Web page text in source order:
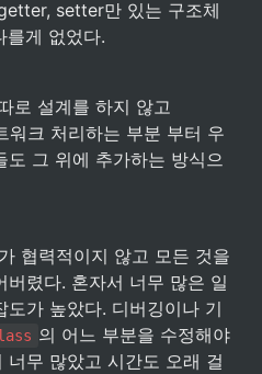
setter만 있는 구조체
를게 없었다.
워크 처리하는 부분 부터 우
도 그 위에 추가하는 방식으
협력적이지 않고 모든 것을
렸다. 혼자서 너무 많은 일
가 높았다. 디버깅이나 기
의 어느 부분을 수정해야
무 많았고 시간도 오래 걸